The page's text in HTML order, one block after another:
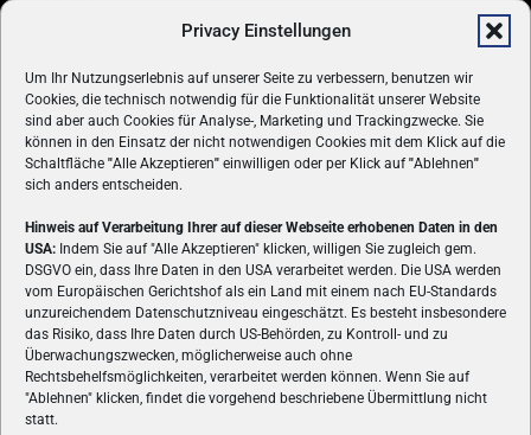
Privacy Einstellungen
Um Ihr Nutzungserlebnis auf unserer Seite zu verbessern, benutzen wir
Cookies, die technisch notwendig für die Funktionalität unserer Website
sind aber auch Cookies für Analyse-, Marketing und Trackingzwecke. Sie
können in den Einsatz der nicht notwendigen Cookies mit dem Klick auf die
Schaltfläche "Alle Akzeptieren" einwilligen oder per Klick auf"Ablehnen"
sich anders entscheiden.
Hinweis auf Verarbeitung Ihrer auf dieser Webseite erhobenen Daten in den
USA: Indem Sie auf "Alle Akzeptieren" klicken, willigen Sie zugleich gem.
DSGVO ein, dass Ihre Daten in den USA verarbeitet werden. Die USA werden
vom Europäischen Gerichtshof als ein Land mit einem nach EU-Standards
unzureichendem Datenschutzniveau eingeschätzt. Es besteht insbesondere
das Risiko, dass Ihre Daten durch US-Behörden, zu Kontroll- und zu
Überwachungszwecken, möglicherweise auch ohne
Rechtsbehelfsmöglichkeiten, verarbeitet werden können. Wenn Sie auf
"Ablehnen" klicken, findet die vorgehend beschriebene Übermittlung nicht
statt.
ÜBER UNS
VON GAMERN, FÜR GAMER! Gamers.at ist das älteste Online-
Spielemagazin Österreichs und bringt täglich aktuelle News,
Reviews und Videos zu PC- und Konsolenspielen, Gaming-
Hardware und aus der Welt des e-Sport's.